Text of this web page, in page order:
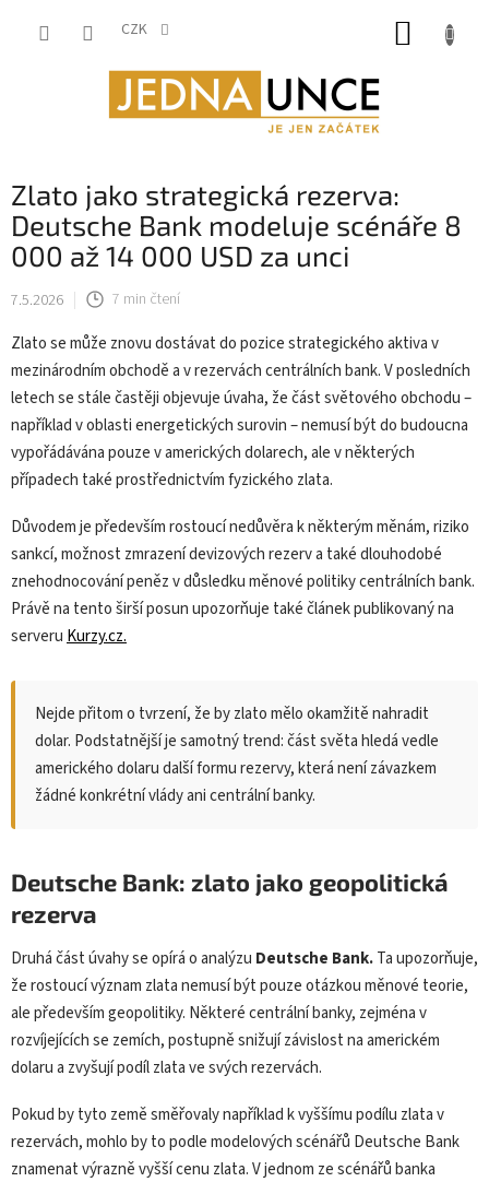
CZK
Zlato jako strategická rezerva:
Deutsche Bank modeluje scénáře 8
000 až 14 000 USD za unci
7.5.2026 7 min čtení
Zlato se může znovu dostávat do pozice strategického aktiva v
mezinárodním obchodě a v rezervách centrálních bank. V posledních
letech se stále častěji objevuje úvaha, že část světového obchodu –
například v oblasti energetických surovin – nemusí být do budoucna
vypořádávána pouze v amerických dolarech, ale v některých
případech také prostřednictvím fyzického zlata.
Důvodem je především rostoucí nedůvěra k některým měnám, riziko
sankcí, možnost zmrazení devizových rezerv a také dlouhodobé
znehodnocování peněz v důsledku měnové politiky centrálních bank.
Právě na tento širší posun upozorňuje také článek publikovaný na
serveru Kurzy.cz.
Nejde přitom o tvrzení, že by zlato mělo okamžitě nahradit
dolar. Podstatnější je samotný trend: část světa hledá vedle
amerického dolaru další formu rezervy, která není závazkem
žádné konkrétní vlády ani centrální banky.
Deutsche Bank: zlato jako geopolitická
rezerva
Druhá část úvahy se opírá o analýzu Deutsche Bank.Ta upozorňuje,
že rostoucí význam zlata nemusí být pouze otázkou měnové teorie,
ale především geopolitiky. Některé centrální banky, zejména v
rozvíjejících se zemích, postupně snižují závislost na americkém
dolaru a zvyšují podíl zlata ve svých rezervách.
Pokud by tyto země směřovaly například k vyššímu podílu zlata v
rezervách, mohlo by to podle modelových scénářů Deutsche Bank
znamenat výrazně vyšší cenu zlata. V jednom ze scénářů banka